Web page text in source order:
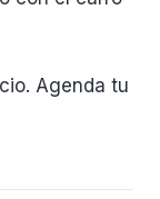
Agenda tu